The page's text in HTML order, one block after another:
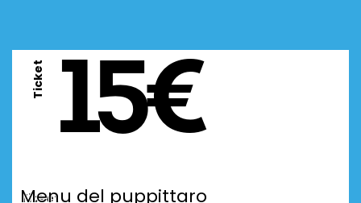
Ticket 15€
Ticket
Menu del puppittaro